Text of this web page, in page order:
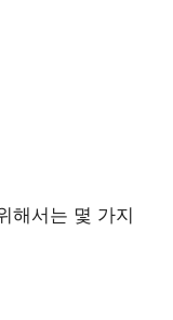
해서는 몇 가지